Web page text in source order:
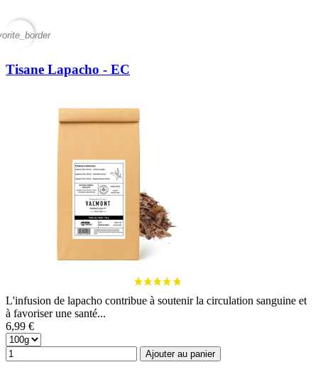
Tisane Lapacho - EC
L'infusion de lapacho contribue à soutenir la circulation sanguine et
à favoriser une santé...
6,99 €
Ajouter au panier